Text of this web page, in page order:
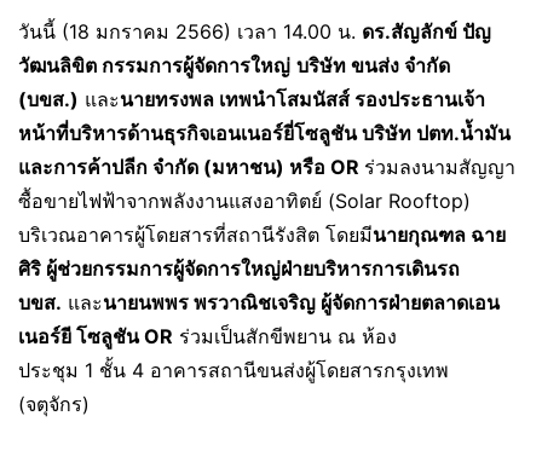
วันนี้ (18 มกราคม 2566) เวลา 14.00 น. ดร.สัญลักข์ ปัญ
วัฒนลิขิต กรรมการผู้จัดการใหญ่ บริษัท ขนส่ง จำกัด
(บขส.) และนายทรงพล เทพนำโสมนัสส์ รองประธานเจ้า
หน้าที่บริหารด้านธุรกิจเอนเนอร์ยี่โซลูชัน บริษัท ปตท.น้ำมัน
และการค้าปลีก จำกัด (มหาชน) หรือ OR ร่วมลงนามสัญญา
ซื้อขายไฟฟ้าจากพลังงานแสงอาทิตย์ (Solar Rooftop)
บริเวณอาคารผู้โดยสารที่สถานีรังสิต โดยมีนายกุณฑล ฉาย
ศิริ ผู้ช่วยกรรมการผู้จัดการใหญ่ฝ่ายบริหารการเดินรถ
บขส. และนายนพพร พรวาณิชเจริญ ผู้จัดการฝ่ายตลาดเอน
เนอร์ยี โซลูชันOR ร่วมเป็นสักขีพยาน ณ ห้อง
ประชุม 1 ชั้น 4 อาคารสถานีขนส่งผู้โดยสารกรุงเทพ
(จตุจักร)